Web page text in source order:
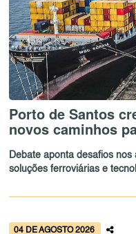
Porto de Santos
novos caminhos
Debate aponta desafios
soluções ferroviárias e
04 DE AGOSTO 2026